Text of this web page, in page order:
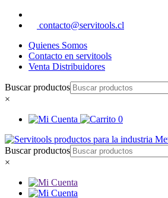
contacto@servitools.cl
Quienes Somos
Contacto en servitools
Venta Distribuidores
Buscar productos
×
0
Buscar productos
×